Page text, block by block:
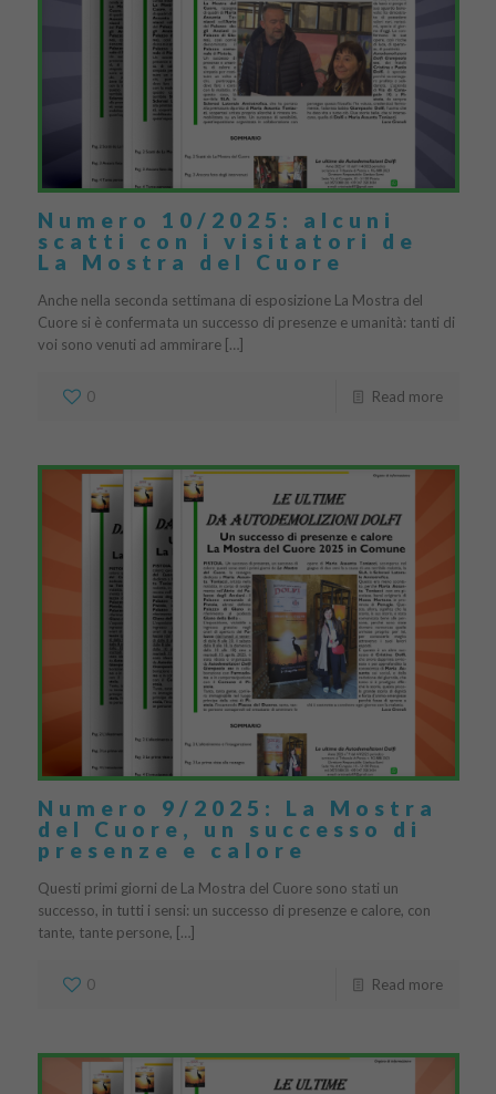
Numero 10/2025: alcuni
scatti con i visitatori de
La Mostra del Cuore
Anche nella seconda settimana di esposizione La Mostra del
Cuore si è confermata un successo di presenze e umanità: tanti di
voi sono venuti ad ammirare […]
0 Read more
Numero 9/2025: La Mostra
del Cuore, un successo di
presenze e calore
Questi primi giorni de La Mostra del Cuore sono stati un
successo, in tutti i sensi: un successo di presenze e calore, con
tante, tante persone, […]
0 Read more